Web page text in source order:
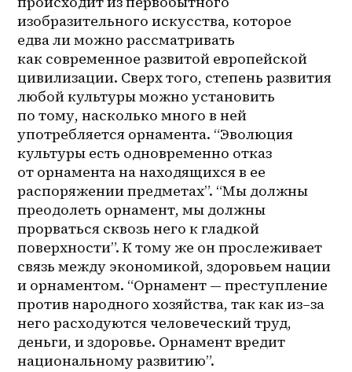
изобразительного искусства, которое
едва ли можно рассматривать
как современное развитой европейской
цивилизации. Сверх того, степень развития
любой культуры можно установить
по тому, насколько много в ней
употребляется орнамента. “Эволюция
культуры есть одновременно отказ
от орнамента на находящихся в ее
распоряжении предметах”. “Мы должны
преодолеть орнамент, мы должны
прорваться сквозь него к гладкой
поверхности”. К тому же он прослеживает
связь между экономикой, здоровьем нации
и орнаментом. “Орнамент — преступление
против народного хозяйства, так как из–за
него расходуются человеческий труд,
деньги, и здоровье. Орнамент вредит
национальному развитию”.